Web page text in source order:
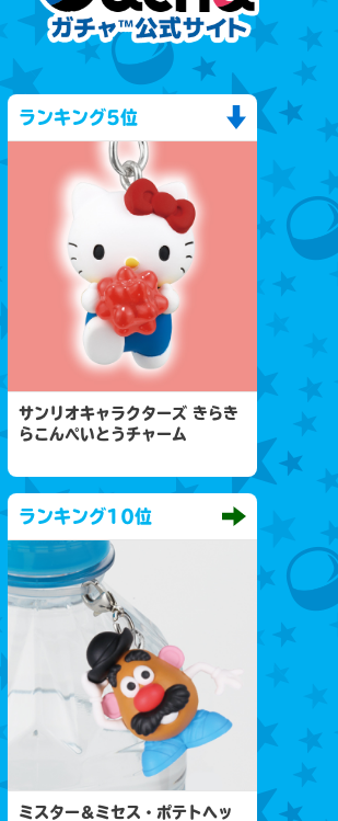
ランキング5位
サンリオキャラクターズ きらき
らこんぺいとうチャーム
ランキング10位
ミスター＆ミセス・ポテトヘッ